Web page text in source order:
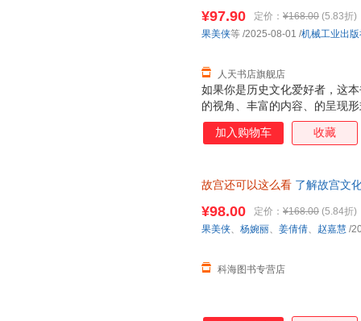
如果你是历史文化爱好者，这
的视角、丰富的内容、的呈现
文化内涵。书中大量未公开的
宫神秘世界的大门。 对于想要
本书摒弃了传统的枯燥说教，
让你看得津津有味，不知不觉
者而言，故宫建院100年官方出
¥97.90 定价： ¥168.00 (5.83折)
人天书店旗舰店
果美侠等 /2025-08-01 /机械工业出
加入购物车 收藏
故宫还可以这么看 了解故宫文
¥98.00 定价： ¥168.00 (5.84折)
科海图书专营店
果美侠、 杨婉丽、 姜倩倩、 赵嘉慧 /